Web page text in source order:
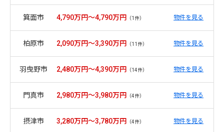
箕面市 4,790万円～4,790万円 （1件） 物件を見る
柏原市 2,090万円～3,390万円 （11件） 物件を見る
羽曳野市 2,480万円～4,390万円 （14件） 物件を見る
門真市 2,980万円～3,980万円 （4件） 物件を見る
摂津市 3,280万円～3,780万円 （4件） 物件を見る